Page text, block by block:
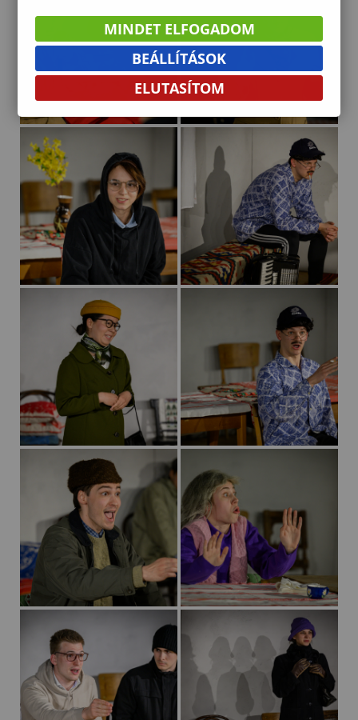
MINDET ELFOGADOM
BEÁLLÍTÁSOK
ELUTASÍTOM